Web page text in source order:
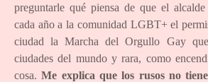
preguntarle qué piensa de que el
cada año a la comunidad LGBT+ el
ciudad la Marcha del Orgullo Gay
ciudades del mundo y rara, como
cosa.Me explica que los rusos no